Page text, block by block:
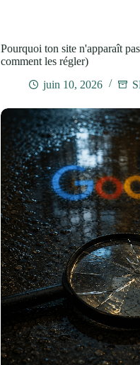
Pourquoi ton site n'apparaît
comment les régler)
juin 10, 2026